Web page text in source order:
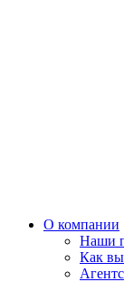
О компании
Наши
Как